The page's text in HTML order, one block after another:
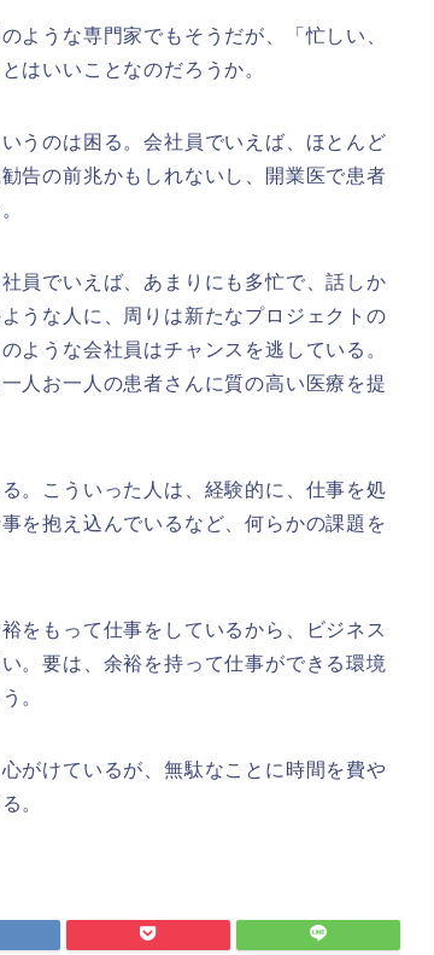
ような専門家でもそうだが、「忙しい、
はいいことなのだろうか。
うのは困る。会社員でいえば、ほとんど
告の前兆かもしれないし、開業医で患者
員でいえば、あまりにも多忙で、話しか
うな人に、周りは新たなプロジェクトの
ような会社員はチャンスを逃している。
人お一人の患者さんに質の高い医療を提
。こういった人は、経験的に、仕事を処
を抱え込んでいるなど、何らかの課題を
をもって仕事をしているから、ビジネス
。要は、余裕を持って仕事ができる環境
。
がけているが、無駄なことに時間を費や
。